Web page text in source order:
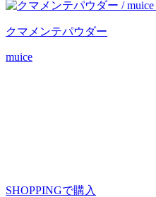
クマメンテパウダー
muice
SHOPPINGで購入